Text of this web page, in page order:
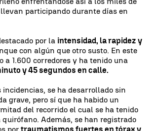
participando durante días en
por la intensidad, la rapidez y
con algún que otro susto. En este
a 1.600 corredores y ha tenido una
y 45 segundos en calle.
incidencias, se ha desarrollado sin
grave, pero sí que ha habido un
del recorrido el cual se ha tenido
Además, se han registrado